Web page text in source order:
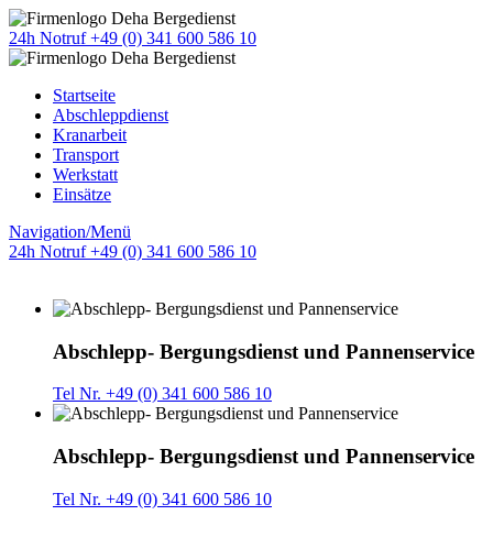
24h Notruf +49 (0) 341 600 586 10
Startseite
Abschleppdienst
Kranarbeit
Transport
Werkstatt
Einsätze
Navigation/Menü
24h Notruf +49 (0) 341 600 586 10
Abschlepp- Bergungsdienst und Pannenservice
Tel Nr. +49 (0) 341 600 586 10
Abschlepp- Bergungsdienst und Pannenservice
Tel Nr. +49 (0) 341 600 586 10